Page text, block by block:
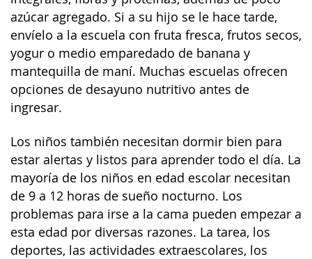
azúcar agregado. Si a su hijo se le hace tarde,
envíelo a la escuela con fruta fresca, frutos secos,
yogur o medio emparedado de banana y
mantequilla de maní. Muchas escuelas ofrecen
opciones de desayuno nutritivo antes de
ingresar.
Los niños también necesitan dormir bien para
estar alertas y listos para aprender todo el día. La
mayoría de los niños en edad escolar necesitan
de 9 a 12 horas de sueño nocturno. Los
problemas para irse a la cama pueden empezar a
esta edad por diversas razones. La tarea, los
deportes, las actividades extraescolares, los